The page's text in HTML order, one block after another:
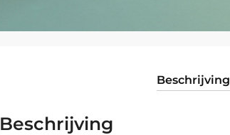
Beschrijving
Beschrijving